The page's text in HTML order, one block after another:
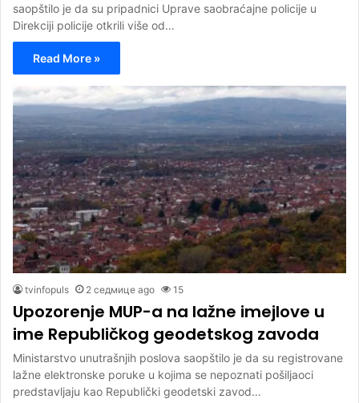
saopštilo je da su pripadnici Uprave saobraćajne policije u
Direkciji policije otkrili više od…
Read More »
tvinfopuls 2 седмице ago 15
Upozorenje MUP-a na lažne imejlove u
ime Republičkog geodetskog zavoda
Ministarstvo unutrašnjih poslova saopštilo je da su registrovane
lažne elektronske poruke u kojima se nepoznati pošiljaoci
predstavljaju kao Republički geodetski zavod…